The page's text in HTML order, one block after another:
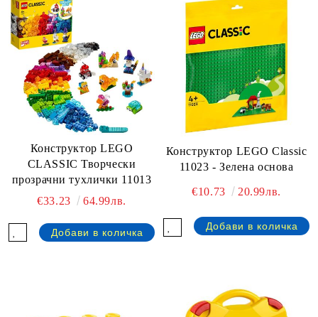
Конструктор LEGO
CLASSIC Творчески
прозрачни тухлички 11013
€33.23
64.99лв.
Конструктор LEGO Classic
11023 - Зелена основа
€10.73 20.99лв.